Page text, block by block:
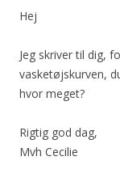
Hej
Jeg skriver til dig,
vasketøjskurven,
hvor meget?
Rigtig god dag,
Mvh Cecilie